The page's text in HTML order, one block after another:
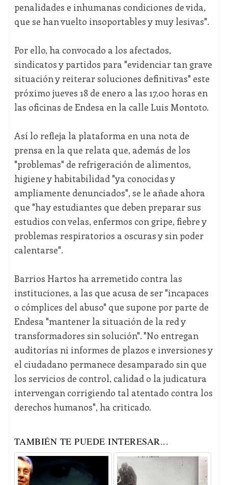
penalidades e inhumanas condiciones de vida,
que se han vuelto insoportables y muy lesivas".
Por ello, ha convocado a los afectados,
sindicatos y partidos para "evidenciar tan grave
situación y reiterar soluciones definitivas" este
próximo jueves 18 de enero a las 17,00 horas en
las oficinas de Endesa en la calle Luis Montoto.
Así lo refleja la plataforma en una nota de
prensa en la que relata que, además de los
"problemas" de refrigeración de alimentos,
higiene y habitabilidad "ya conocidas y
ampliamente denunciados", se le añade ahora
que "hay estudiantes que deben preparar sus
estudios con velas, enfermos con gripe, fiebre y
problemas respiratorios a oscuras y sin poder
calentarse".
Barrios Hartos ha arremetido contra las
instituciones, a las que acusa de ser "incapaces
o cómplices del abuso" que supone por parte de
Endesa "mantener la situación de la red y
transformadores sin solución". "No entregan
auditorías ni informes de plazos e inversiones y
el ciudadano permanece desamparado sin que
los servicios de control, calidad o la judicatura
intervengan corrigiendo tal atentado contra los
derechos humanos", ha criticado.
TAMBIÉN TE PUEDE INTERESAR...